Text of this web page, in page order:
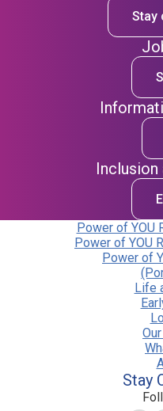
Stay
Inclusion
Power of YOU
Power of YOU
Power of
Life
Stay